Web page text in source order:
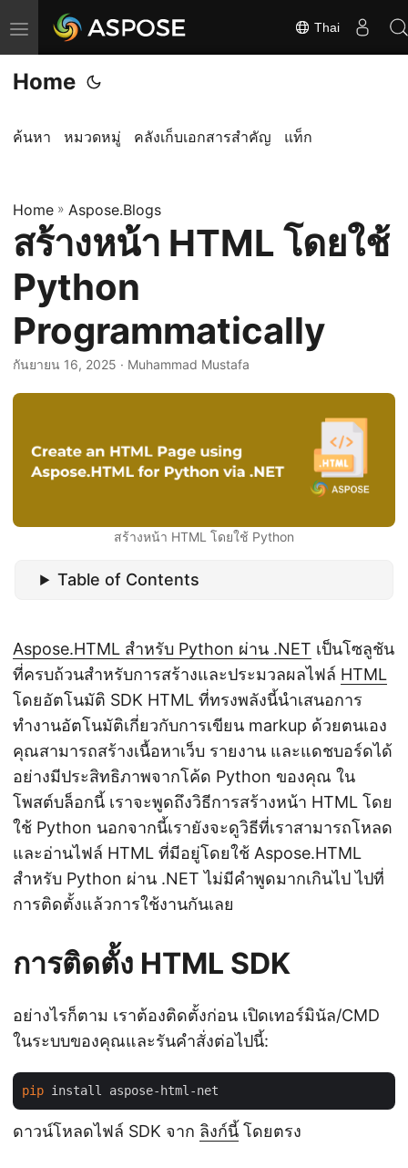
ส
ลั
บ
า
ท
า
ง
Thai
Home
ค้นหา หมวดหมู่ คลังเก็บเอกสารสำคัญ แท็ก
Home » Aspose.Blogs
สร้างหน้า HTML โดยใช้
Python
Programmatically
กันยายน 16, 2025 · Muhammad Mustafa
สร้างหน้า HTML โดยใช้ Python
Table of Contents
Aspose.HTML สำหรับ Python ผ่าน .NET เป็นโซลูชัน
ที่ครบถ้วนสำหรับการสร้างและประมวลผลไฟล์ HTML
โดยอัตโนมัติ SDK HTML ที่ทรงพลังนี้นำเสนอการ
ทำงานอัตโนมัติเกี่ยวกับการเขียน markup ด้วยตนเอง
คุณสามารถสร้างเนื้อหาเว็บ รายงาน และแดชบอร์ดได้
อย่างมีประสิทธิภาพจากโค้ด Python ของคุณ ใน
โพสต์บล็อกนี้ เราจะพูดถึงวิธีการสร้างหน้า HTML โดย
ใช้ Python นอกจากนี้เรายังจะดูวิธีที่เราสามารถโหลด
และอ่านไฟล์ HTML ที่มีอยู่โดยใช้ Aspose.HTML
สำหรับ Python ผ่าน .NET ไม่มีคำพูดมากเกินไป ไปที่
การติดตั้งแล้วการใช้งานกันเลย
การติดตั้ง HTML SDK
อย่างไรก็ตาม เราต้องติดตั้งก่อน เปิดเทอร์มินัล/CMD
ในระบบของคุณและรันคำสั่งต่อไปนี้:
pip
ดาวน์โหลดไฟล์ SDK จาก ลิงก์นี้ โดยตรง